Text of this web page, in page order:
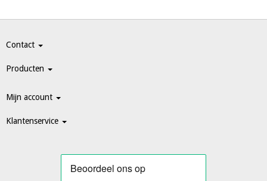
Contact
Producten
Mijn account
Klantenservice